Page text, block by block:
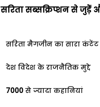
सरिता सब्सक्रिप्शन से जुड़ेें
सरिता मैगजीन का सारा कंटेंट
देश विदेश के राजनैतिक मुद्दे
7000 से ज्यादा कहानियां